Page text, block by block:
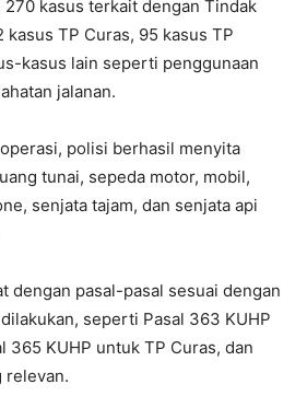
kasus terkait dengan Tindak
kasus TP Curas, 95 kasus TP
kasus lain seperti penggunaan
jalanan.
polisi berhasil menyita
tunai, sepeda motor, mobil,
senjata tajam, dan senjata api
dengan pasal-pasal sesuai dengan
seperti Pasal 363 KUHP
365 KUHP untuk TP Curas, dan
relevan.